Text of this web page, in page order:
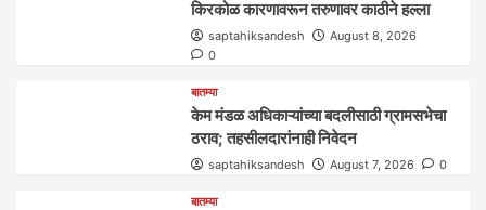
किरकोळ कारणावरून तरुणावर काठीने हल्ला
saptahiksandesh
August 8, 2026
0
बातम्या
केम मंडळ अधिकाऱ्यांच्या बदलीसाठी ग्रामसभेचा
ठराव; तहसीलदारांनाही निवेदन
saptahiksandesh August 7, 2026 0
बातम्या